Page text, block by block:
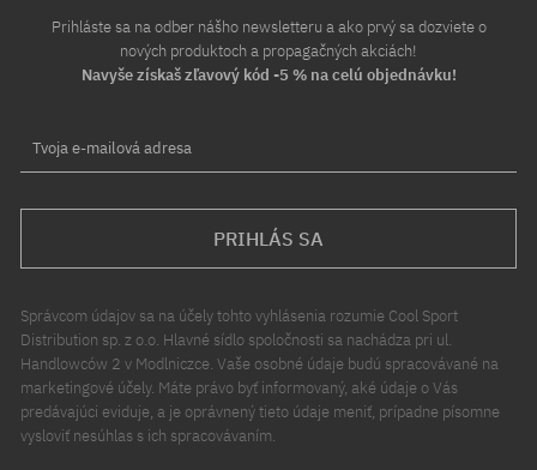
Prihláste sa na odber nášho newsletteru a ako prvý sa dozviete o
nových produktoch a propagačných akciách!
Navyše získaš zľavový kód -5 % na celú objednávku!
Tvoja e-mailová adresa
PRIHLÁS SA
Správcom údajov sa na účely tohto vyhlásenia rozumie Cool Sport
Distribution sp. z o.o. Hlavné sídlo spoločnosti sa nachádza pri ul.
Handlowców 2 v Modlniczce. Vaše osobné údaje budú spracovávané na
marketingové účely. Máte právo byť informovaný, aké údaje o Vás
predávajúci eviduje, a je oprávnený tieto údaje meniť, prípadne písomne
vysloviť nesúhlas s ich spracovávaním.